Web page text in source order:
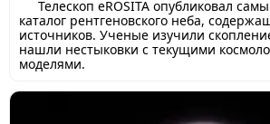
Телескоп eROSITA опубликовал
каталог рентгеновского неба,
источников. Ученые изучили
нашли нестыковки с текущими
моделями.